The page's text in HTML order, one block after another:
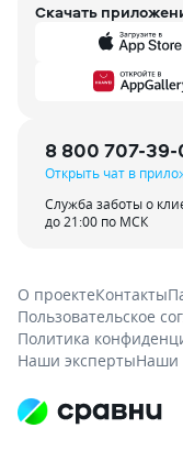
Скачать
8 800 707-
Открыть чат в
Служба заботы о
до 21:00 по МСК
О проектеКонтакты
Пользовательское
Политика
Наши экспертыНаши